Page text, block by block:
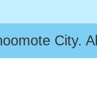
City.